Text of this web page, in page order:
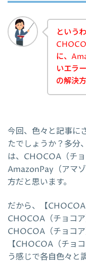
という
に、
いエラ
の解決
今回、色々と記事に
たでしょうか？多分
は、CHOCOA（チョ
AmazonPay（アマ
方だと思います。
だから、【
CHOCOA（チョコ
CHOCOA（チョコ
【CHOCOA（チョ
う感じで各自色々と